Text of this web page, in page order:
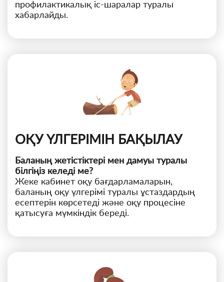
профилактикалық іс-шаралар туралы
хабарлайды.
ОҚУ ҮЛГЕРІМІН БАҚЫЛАУ
Баланың жетістіктері мен дамуы туралы
білгіңіз келеді ме?
Жеке кабинет оқу бағдарламаларын,
баланың оқу үлгерімі туралы ұстаздардың
есептерін көрсетеді және оқу процесіне
қатысуға мүмкіндік береді.